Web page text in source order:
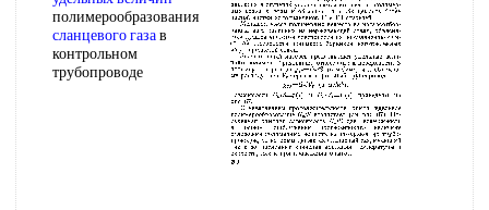
полимерообразования
сланцевого газав
контрольном
трубопроводе